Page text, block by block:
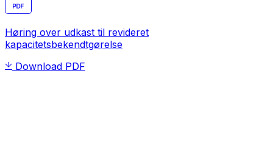
Høring over udkast til revideret
kapacitetsbekendtgørelse
Download PDF